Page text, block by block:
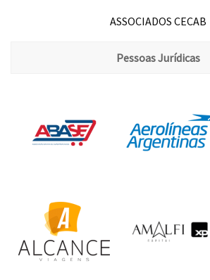
ASSOCIADOS CECAB
Pessoas Jurídicas